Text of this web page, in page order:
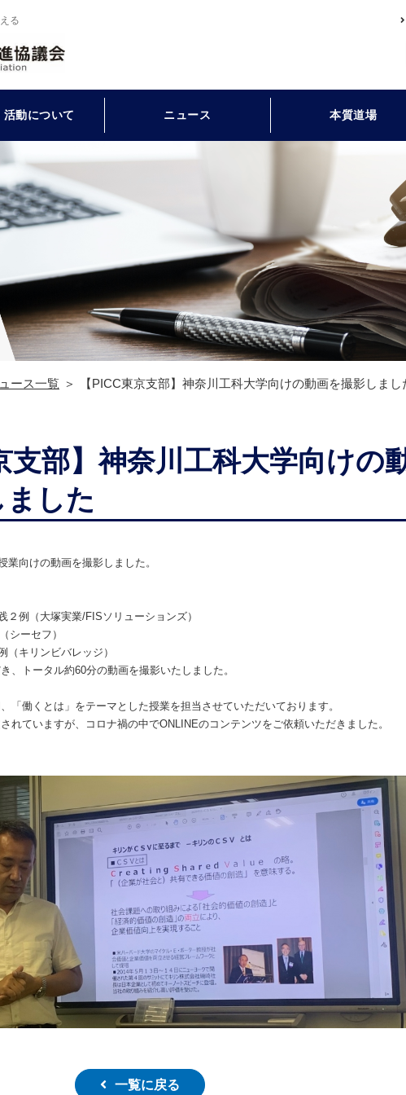
る
活動について ニュース 本質道場
ース一覧 【PICC東京支部】神奈川工科大学向けの動画を撮影しまし
支部】神奈川工科大学向けの
した
業向けの動画を撮影しました。
２例（大塚実業/FISソリューションズ）
シーセフ）
（キリンビバレッジ）
、トータル約60分の動画を撮影いたしました。
「働くとは」をテーマとした授業を担当させていただいております。
れていますが、コロナ禍の中でONLINEのコンテンツをご依頼いただきました。
一覧に戻る